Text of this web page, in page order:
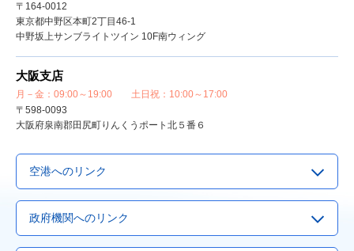
〒164-0012
東京都中野区本町2丁目46-1
中野坂上サンブライトツイン 10F南ウィング
大阪支店
月－金：09:00～19:00 土日祝：10:00～17:00
〒598-0093
大阪府泉南郡田尻町りんくうポート北５番６
空港へのリンク
▶成田空港
▶羽田空港
政府機関へのリンク
▶Visit Japan Webサービス